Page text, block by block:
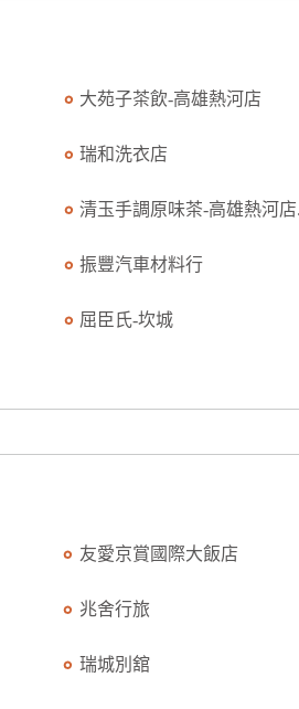
大苑子茶飲-高雄熱河店
瑞和洗衣店
清玉手調原味茶-高雄熱河店
振豐汽車材料行
屈臣氏-坎城
友愛京賞國際大飯店
兆舍行旅
瑞城別舘